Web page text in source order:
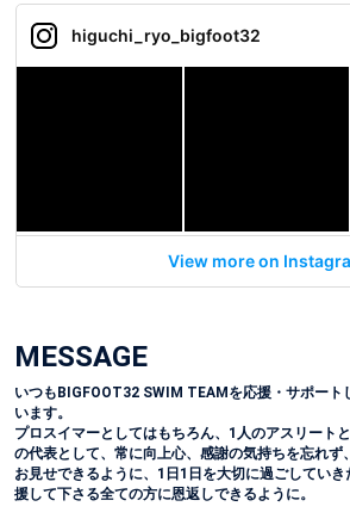
higuchi_ryo_bigfoot32
View more on
MESSAGE
いつもBIGFOOT32 SWIM TEAMを応援・サポート
います。
プロスイマーとしてはもちろん、1人のアスリート
の代表として、常に向上心、感謝の気持ちを忘れず
お見せできるように、1日1日を大切に過ごしてい
援して下さる全ての方に恩返しできるように。